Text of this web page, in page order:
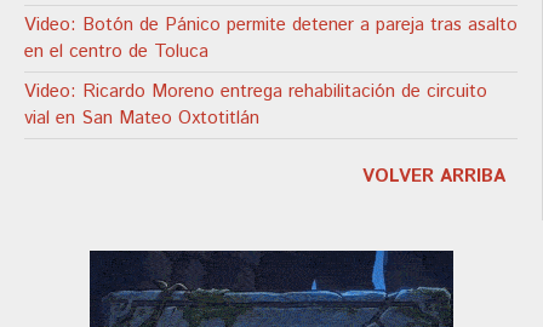
Video: Botón de Pánico permite detener a pareja tras asalto
en el centro de Toluca
Video: Ricardo Moreno entrega rehabilitación de circuito
vial en San Mateo Oxtotitlán
VOLVER ARRIBA